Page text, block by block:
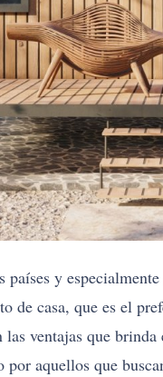
y
de casa, que es el
ventajas que
aquellos que